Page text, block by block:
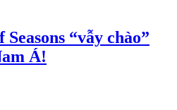
“vẫy chào”
Á!